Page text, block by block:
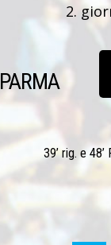
2.
PARMA
39’ rig. e 48’